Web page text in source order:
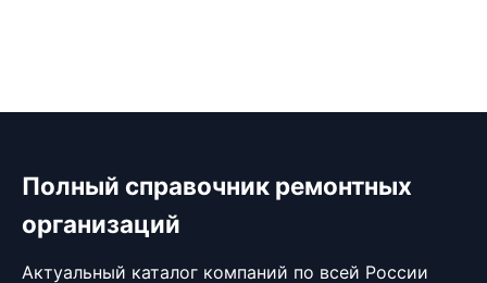
Полный справочник ремонтных
организаций
Актуальный каталог компаний по всей России